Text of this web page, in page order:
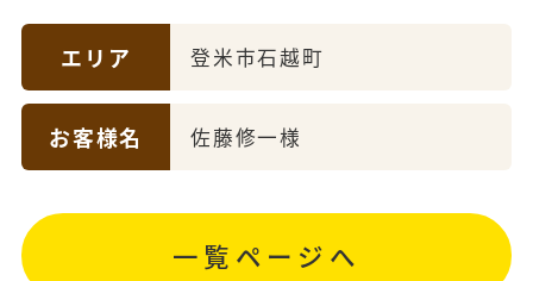
エリア 登米市石越町
お客様名 佐藤修一様
一覧ページへ